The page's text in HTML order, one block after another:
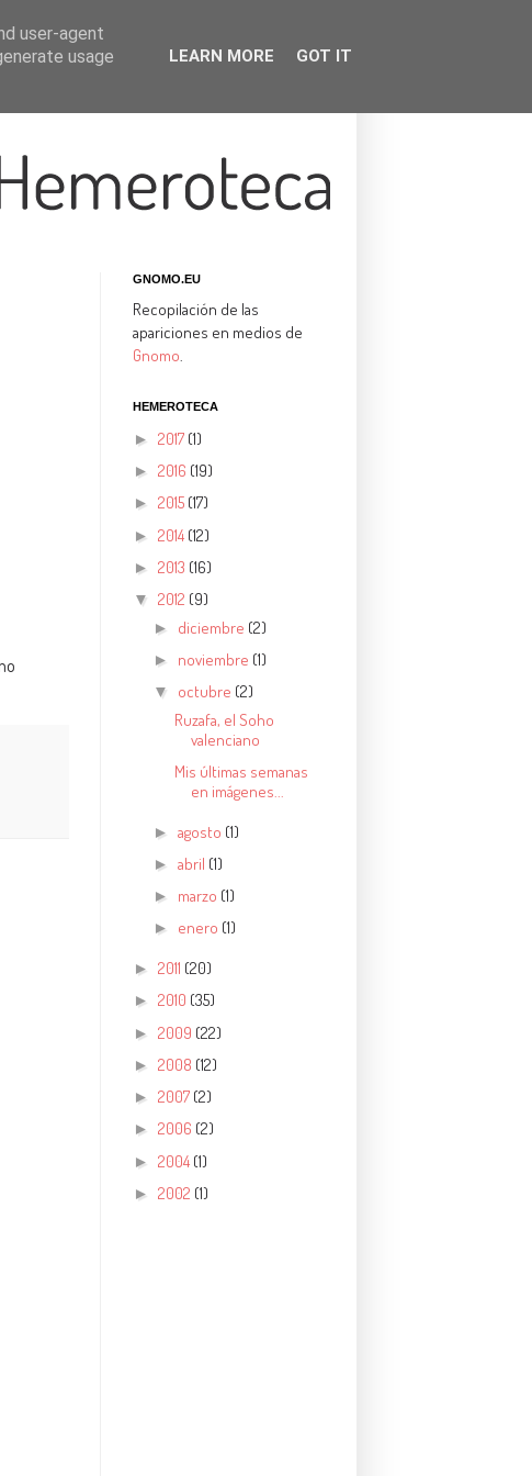
GNOMO.EU
Recopilación de las
apariciones en medios de
Gnomo.
HEMEROTECA
► 2017 (1)
► 2016 (19)
► 2015 (17)
► 2014 (12)
► 2013 (16)
▼ 2012 (9)
► diciembre (2)
► noviembre (1)
▼ octubre (2)
Ruzafa, el Soho
valenciano
Mis últimas semanas
en imágenes...
► agosto (1)
► abril (1)
► marzo (1)
► enero (1)
► 2011 (20)
► 2010 (35)
► 2009 (22)
► 2008 (12)
► 2007 (2)
► 2006 (2)
► 2004 (1)
► 2002 (1)
user-agent
usage
LEARN MORE GOT IT